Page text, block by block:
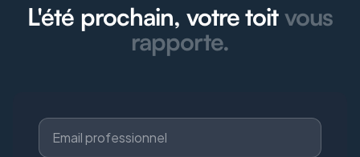
L'été prochain, votre toitvous
rapporte.